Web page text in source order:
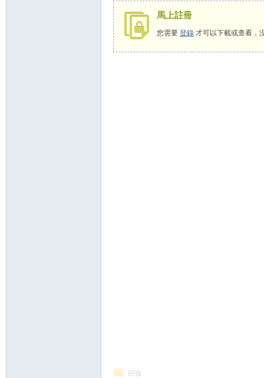
馬上註冊
您需要 登錄 才可以下載或查看，
回復